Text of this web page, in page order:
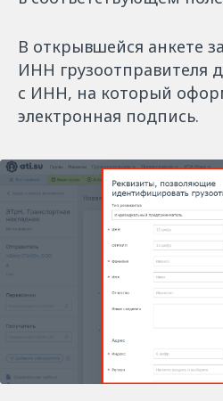
В открывшейся анкете
ИНН грузоотправителя
с ИНН, на который
электронная подпись.